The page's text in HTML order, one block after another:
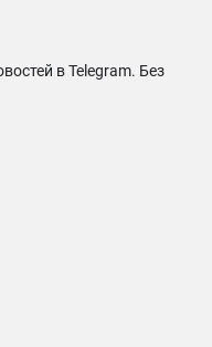
в Telegram. Без